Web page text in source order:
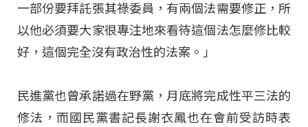
一部份要拜託張其祿委員，有兩個法需要修正，所
以他必須要大家很專注地來看待這個法怎麼修比較
好，這個完全沒有政治性的法案。」
民進黨也曾承諾過在野黨，月底將完成性平三法的
修法，而國民黨書記長謝衣鳳也在會前受訪時表